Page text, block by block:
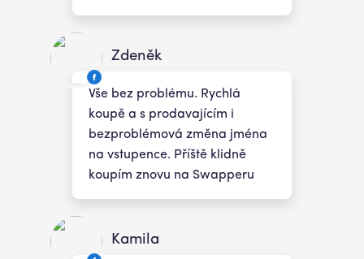
Zdeněk
Vše bez problému. Rychlá
koupě a s prodavajícím i
bezproblémová změna jména
na vstupence. Příště klidně
koupím znovu na Swapperu
Kamila